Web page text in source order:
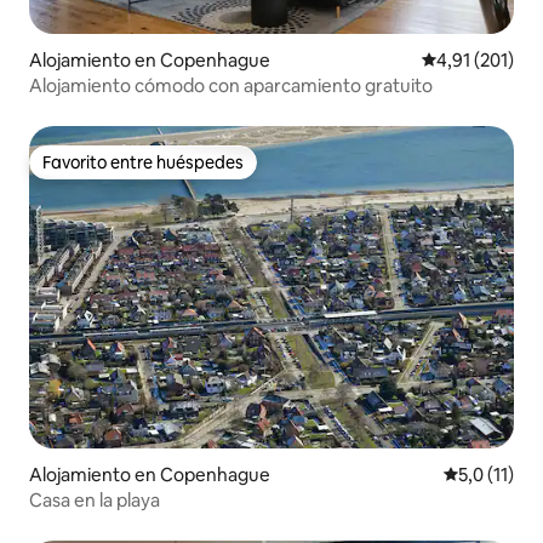
Alojamiento en Copenhague Calificación
4,91 (201)
Alojamiento cómodo con aparcamiento gratuito
Favorito entre huéspedes
Favorito entre huéspedes
Alojamiento en Copenhague Calificación
5,0 (11)
Casa en la playa